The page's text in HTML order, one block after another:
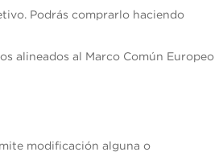
Podrás comprarlo haciendo
alineados al Marco Común Europeo
modificación alguna o